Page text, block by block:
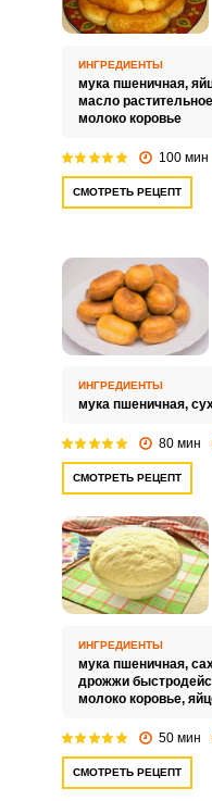
ИНГРЕДИЕНТЫ
мука пшеничная,
масло
молоко коровье
100 мин
СМОТРЕТЬ РЕЦЕПТ
ИНГРЕДИЕНТЫ
мука пшеничная,
80 мин
СМОТРЕТЬ РЕЦЕПТ
ИНГРЕДИЕНТЫ
мука пшеничная,
дрожжи
молоко коровье,
50 мин
СМОТРЕТЬ РЕЦЕПТ